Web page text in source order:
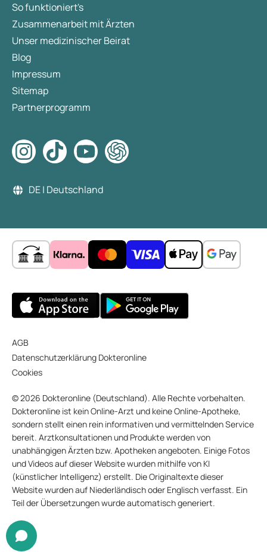
So funktioniert's
Zusammenarbeit mit Ärzten
Unser medizinischer Beirat
Blog
Impressum
Sitemap
Partnerprogramm
DE | Deutschland
AGB
Datenschutzerklärung Dokteronline
Cookies
© 2026 Dokteronline (Deutschland). Alle Rechte vorbehalten.
Dokteronline ist kein Online-Arzt und keine Online-Apotheke,
sondern stellt einen rein informativen und vermittelnden Service
bereit. Arztkonsultationen und Produkte werden von
unabhängigen Ärzten bzw. Apotheken angeboten. Einige Fotos
und Videos auf dieser Website wurden mithilfe von KI
(künstlicher Intelligenz) erstellt. Die Originaltexte dieser
Website wurden auf Niederländisch oder Englisch verfasst. Ein
Teil der Übersetzungen wurde automatisch generiert.